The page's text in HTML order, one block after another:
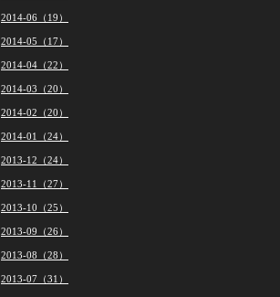
2014-06（19）
2014-05（17）
2014-04（22）
2014-03（20）
2014-02（20）
2014-01（24）
2013-12（24）
2013-11（27）
2013-10（25）
2013-09（26）
2013-08（28）
2013-07（31）